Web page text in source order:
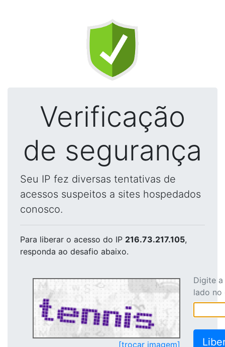
Verificação
de segurança
Seu IP fez diversas tentativas de
acessos suspeitos a sites hospedados
conosco.
Para liberar o acesso do IP 216.73.217.105,
responda ao desafio abaixo.
[trocar imagem]
Digite
lado no